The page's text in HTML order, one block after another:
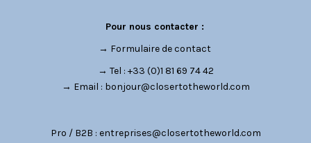
Pour nous contacter :
→ Formulaire de contact
→ Tel : +33 (0)1 81 69 74 42
→ Email : bonjour@closertotheworld.com
Pro / B2B : entreprises@closertotheworld.com